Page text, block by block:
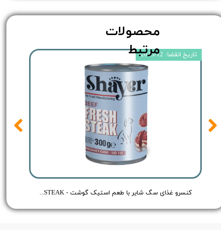
کنسرو غذای سگ شایر با طعم استیک گوشت - Shayer BEEF FRESH STEAK - وزن 300 گرم
تاریخ انقضا: 2025/12
محصولات
مرتبط